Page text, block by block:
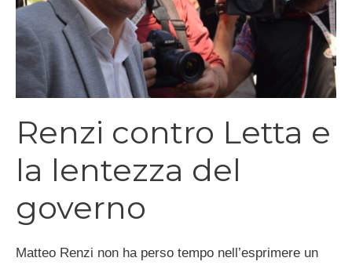
Renzi contro Letta e
la lentezza del
governo
Matteo Renzi non ha perso tempo nell’esprimere un